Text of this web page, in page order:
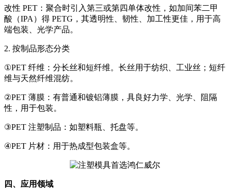
改性 PET：聚合时引入第三或第四单体改性，如加间苯二甲
酸（IPA）得 PETG，其透明性、韧性、加工性更佳，用于高
端包装、光学产品。
2. 按制品形态分类
①PET 纤维：分长丝和短纤维。长丝用于纺织、工业丝；短纤
维与天然纤维混纺。
②PET 薄膜：有普通和镀铝薄膜，具良好力学、光学、阻隔
性，用于包装。
③PET 注塑制品：如塑料瓶、托盘等。
④PET 片材：用于热成型包装盒等。
四、应用领域